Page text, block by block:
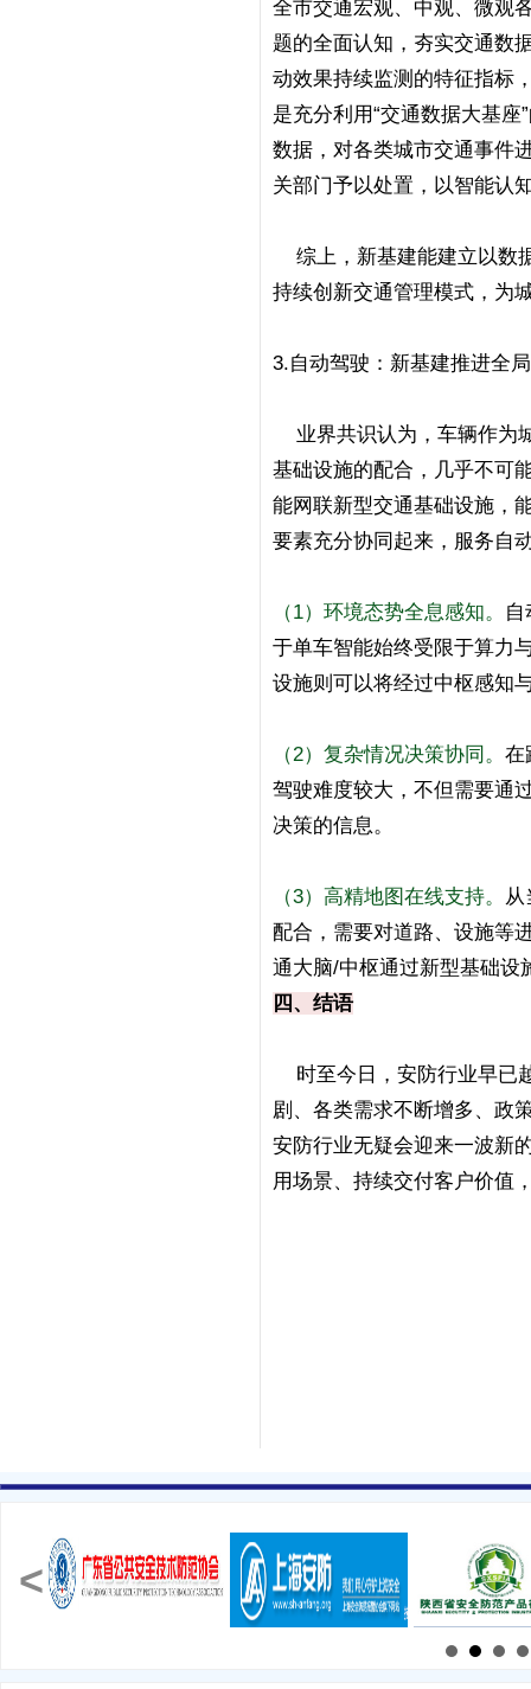
全市交通宏观、中观、微观
题的全面认知，夯实交通数
动效果持续监测的特征指标
是充分利用“交通数据大基
数据，对各类城市交通事件
关部门予以处置，以智能认
综上，新基建能建立以数
持续创新交通管理模式，为
3.自动驾驶：新基建推进全
业界共识认为，车辆作为
基础设施的配合，几乎不可
能网联新型交通基础设施，
要素充分协同起来，服务自
（1）环境态势全息感知。
于单车智能始终受限于算力
设施则可以将经过中枢感知
（2）复杂情况决策协同。 在
驾驶难度较大，不但需要通
决策的信息。
（3）高精地图在线支持。 从
配合，需要对道路、设施等
通大脑/中枢通过新型基础设
四、结语
时至今日，安防行业早已
剧、各类需求不断增多、政
安防行业无疑会迎来一波新
用场景、持续交付客户价值
<